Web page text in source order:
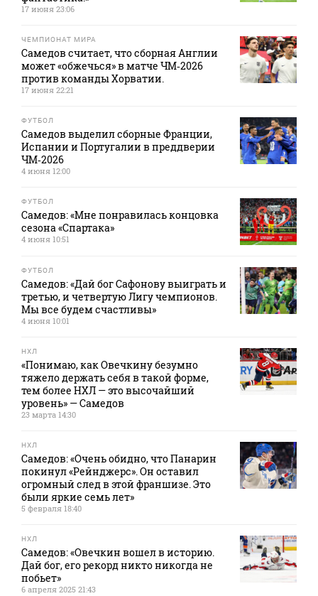
17 июня 23:06
ЧЕМПИОНАТ МИРА
Самедов считает, что сборная Англии
может «обжечься» в матче ЧМ‑2026
против команды Хорватии.
17 июня 22:21
ФУТБОЛ
Самедов выделил сборные Франции,
Испании и Португалии в преддверии
ЧМ‑2026
4 июня 12:00
ФУТБОЛ
Самедов: «Мне понравилась концовка
сезона «Спартака»
4 июня 10:51
ФУТБОЛ
Самедов: «Дай бог Сафонову выиграть и
третью, и четвертую Лигу чемпионов.
Мы все будем счастливы»
4 июня 10:01
НХЛ
«Понимаю, как Овечкину безумно
тяжело держать себя в такой форме,
тем более НХЛ — это высочайший
уровень» — Самедов
23 марта 14:30
НХЛ
Самедов: «Очень обидно, что Панарин
покинул «Рейнджерс». Он оставил
огромный след в этой франшизе. Это
были яркие семь лет»
5 февраля 18:40
НХЛ
Самедов: «Овечкин вошел в историю.
Дай бог, его рекорд никто никогда не
побьет»
6 апреля 2025 21:43